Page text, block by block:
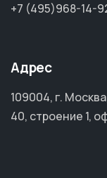
+7 (495)968-14-
Адрес
109004, г.
40, строение 1,